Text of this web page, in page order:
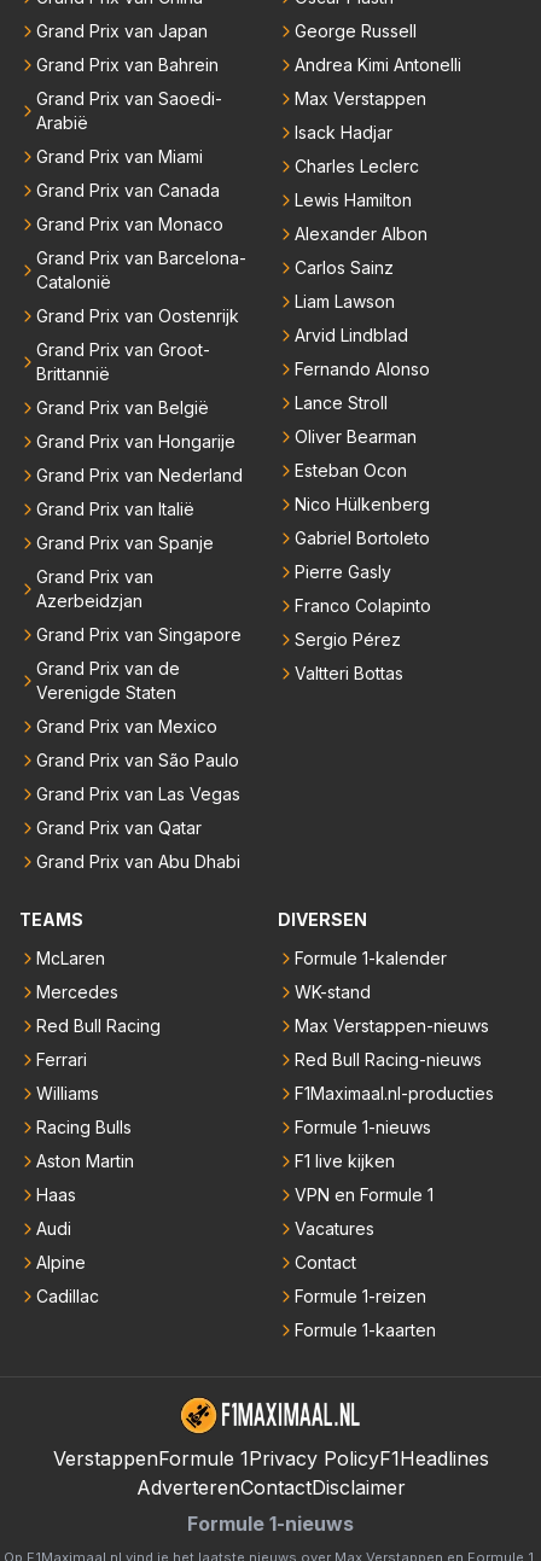
ven dat ie nog kansen heeft kampioen te worden ma
ar er is ook nog een LH die meevecht en als Mclare
titel. En die schat ik toch echt slimmer qua racen dan
Russell. Hij zal het dus tegen een heel peloton coure
urs moeten opnemen. Met zijn instelling…, ik geloof
er niet in.
Grand Prix van Japan
Grand Prix van Bahrein
Grand Prix van Saoedi-
Arabië
Grand Prix van Miami
Grand Prix van Canada
Grand Prix van Monaco
Grand Prix van Barcelona-
Catalonië
Grand Prix van Oostenrijk
Grand Prix van Groot-
Brittannië
Grand Prix van België
Grand Prix van Hongarije
Grand Prix van Nederland
Grand Prix van Italië
Grand Prix van Spanje
Grand Prix van
Azerbeidzjan
Grand Prix van Singapore
Grand Prix van de
Verenigde Staten
Grand Prix van Mexico
Grand Prix van São Paulo
Grand Prix van Las Vegas
Grand Prix van Qatar
Grand Prix van Abu Dhabi
George Russell
Andrea Kimi Antonelli
Max Verstappen
Isack Hadjar
Charles Leclerc
Lewis Hamilton
Alexander Albon
Carlos Sainz
Liam Lawson
Arvid Lindblad
Fernando Alonso
Lance Stroll
Oliver Bearman
Esteban Ocon
Nico Hülkenberg
Gabriel Bortoleto
Pierre Gasly
Franco Colapinto
Sergio Pérez
Valtteri Bottas
TEAMS
McLaren
Mercedes
Red Bull Racing
Ferrari
Williams
Racing Bulls
Aston Martin
Haas
Audi
Alpine
Cadillac
DIVERSEN
Formule 1-kalender
WK-stand
Max Verstappen-nieuws
Red Bull Racing-nieuws
F1Maximaal.nl-producties
Formule 1-nieuws
F1 live kijken
VPN en Formule 1
Vacatures
Contact
Formule 1-reizen
Formule 1-kaarten
VerstappenFormule 1Privacy PolicyF1Headlines
AdverterenContactDisclaimer
Formule 1-nieuws
Op F1Maximaal.nl vind je het laatste nieuws over Max Verstappen en Formule 1